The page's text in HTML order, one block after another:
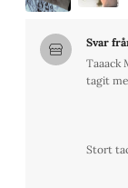
Svar
Taaack
tagit
Stort